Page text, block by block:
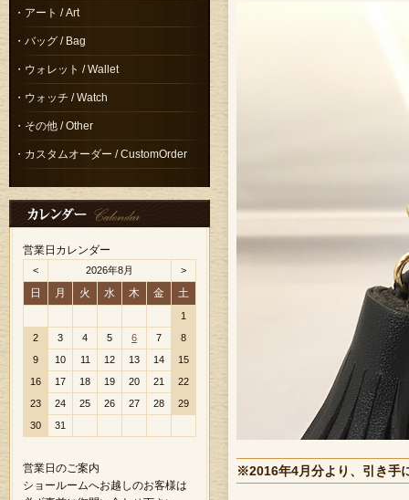
※2016年4月分より、引き手
・アート / Art
・バッグ / Bag
・ウォレット / Wallet
・ウォッチ / Watch
・その他 / Other
・カスタムオーダー / CustomOrder
営業日カレンダー
< 2026年8月 >
日 月 火 水 木 金 土
1
2
3 4 5 6 7
8
9
10 11 12 13 14
15
16
17 18 19 20 21
22
23
24 25 26 27 28
29
30
31
営業日のご案内
ショールームへお越しのお客様は